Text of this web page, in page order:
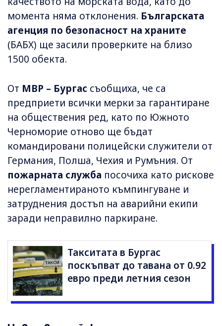
момента няма отклонения. Българската
агенция по безопасност на храните
(БАБХ) ще засили проверките на близо
1500 обекта.
От МВР – Бургас съобщиха, че са
предприети всички мерки за гарантиране
на обществения ред, като по Южното
Черноморие отново ще бъдат
командировани полицейски служители от
Германия, Полша, Чехия и Румъния. От
пожарната служба посочиха като рискове
нерегламентираното къмпингуване и
затруднения достъп на аварийни екипи
заради неправилно паркиране.
Такситата в Бургас
поскъпват до тавана от 0.92
евро преди летния сезон